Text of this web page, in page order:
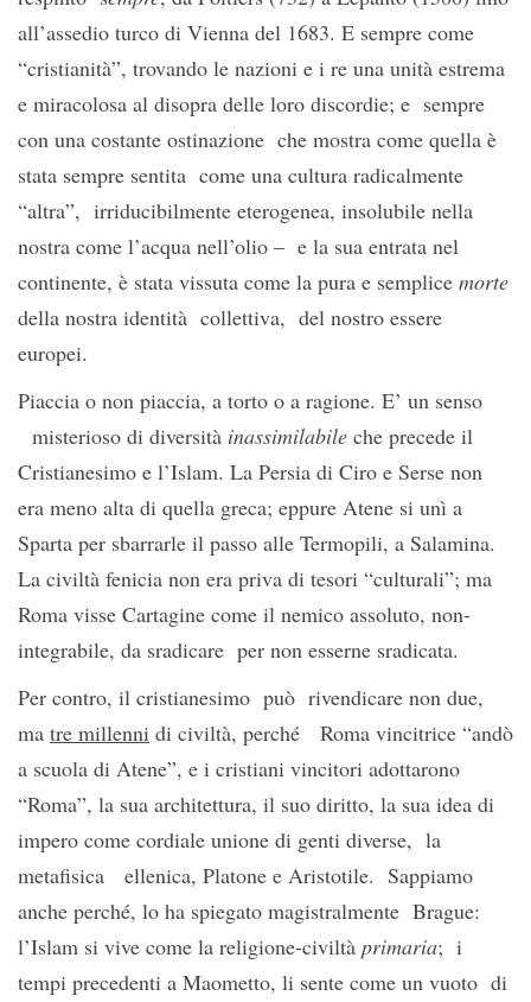
all’assedio turco di Vienna del 1683. E sempre come
“cristianità”, trovando le nazioni e i re una unità estrema
e miracolosa al disopra delle loro discordie; e sempre
con una costante ostinazione che mostra come quella è
stata sempre sentita come una cultura radicalmente
“altra”, irriducibilmente eterogenea, insolubile nella
nostra come l’acqua nell’olio – e la sua entrata nel
continente, è stata vissuta come la pura e semplice morte
della nostra identità collettiva, del nostro essere
europei.
Piaccia o non piaccia, a torto o a ragione. E’ un senso
misterioso di diversità inassimilabile che precede il
Cristianesimo e l’Islam. La Persia di Ciro e Serse non
era meno alta di quella greca; eppure Atene si unì a
Sparta per sbarrarle il passo alle Termopili, a Salamina.
La civiltà fenicia non era priva di tesori “culturali”; ma
Roma visse Cartagine come il nemico assoluto, non-
integrabile, da sradicare per non esserne sradicata.
Per contro, il cristianesimo può rivendicare non due,
ma tre millenni di civiltà, perché Roma vincitrice “andò
a scuola di Atene”, e i cristiani vincitori adottarono
“Roma”, la sua architettura, il suo diritto, la sua idea di
impero come cordiale unione di genti diverse, la
metafisica ellenica, Platone e Aristotile. Sappiamo
anche perché, lo ha spiegato magistralmente Brague:
l’Islam si vive come la religione-civiltà primaria; i
tempi precedenti a Maometto, li sente come un vuoto di